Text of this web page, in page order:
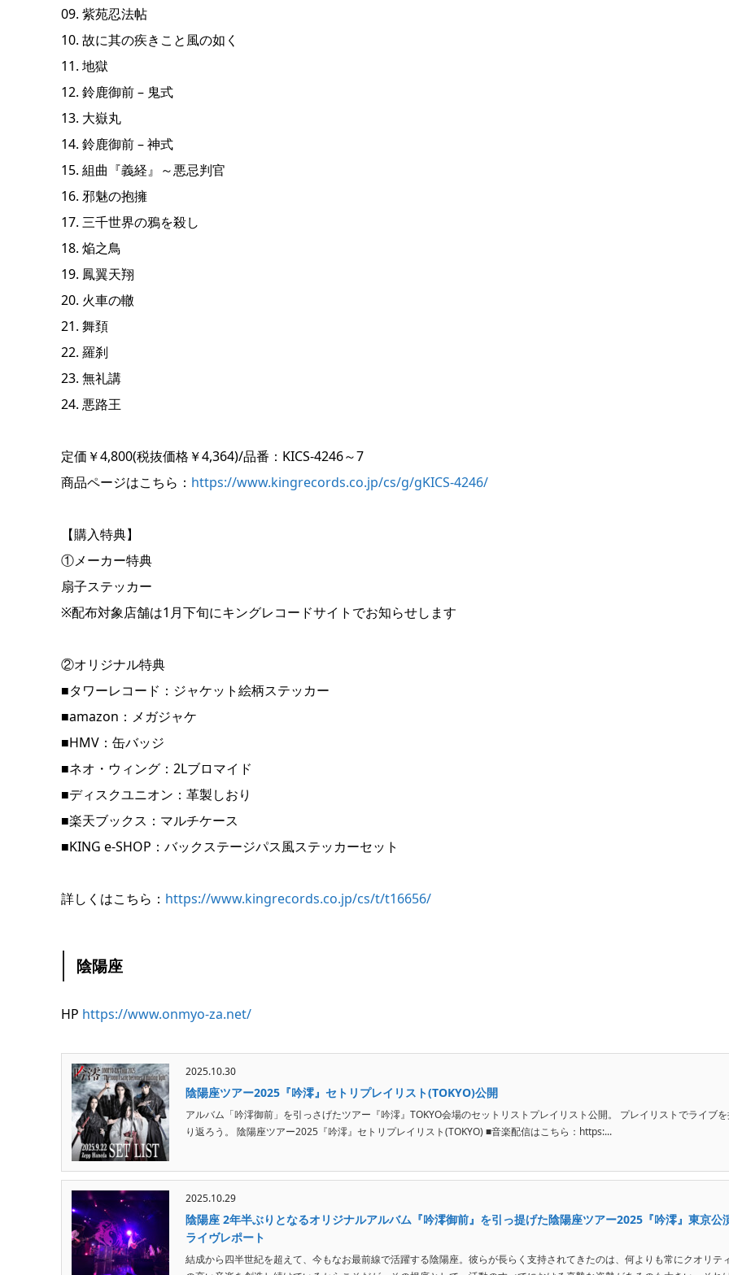
09. 紫苑忍法帖
10. 故に其の疾きこと風の如く
11. 地獄
12. 鈴鹿御前 – 鬼式
13. 大嶽丸
14. 鈴鹿御前 – 神式
15. 組曲『義経』～悪忌判官
16. 邪魅の抱擁
17. 三千世界の鴉を殺し
18. 焔之鳥
19. 鳳翼天翔
20. 火車の轍
21. 舞頚
22. 羅刹
23. 無礼講
24. 悪路王
定価￥4,800(税抜価格￥4,364)/品番：KICS-4246～7
商品ページはこちら： https://www.kingrecords.co.jp/cs/g/gKICS-4246/
【購入特典】
①メーカー特典
扇子ステッカー
※配布対象店舗は1月下旬にキングレコードサイトでお知らせします
②オリジナル特典
■タワーレコード：ジャケット絵柄ステッカー
■amazon：メガジャケ
■HMV：缶バッジ
■ネオ・ウィング：2Lブロマイド
■ディスクユニオン：革製しおり
■楽天ブックス：マルチケース
■KING e-SHOP：バックステージパス風ステッカーセット
詳しくはこちら： https://www.kingrecords.co.jp/cs/t/t16656/
陰陽座
HP https://www.onmyo-za.net/
2025.10.30
陰陽座ツアー2025『吟澪』セトリプレイリスト(TOKYO)公開
アルバム「吟澪御前」を引っさげたツアー『吟澪』TOKYO会場のセットリストプレイリスト公開。 プレイリストでライブ
り返ろう。 陰陽座ツアー2025『吟澪』セトリプレイリスト(TOKYO) ■音楽配信はこちら：https:...
2025.10.29
陰陽座 2年半ぶりとなるオリジナルアルバム『吟澪御前』を引っ提げた陰陽座ツアー2025『吟澪』東京公
ライヴレポート
結成から四半世紀を超えて、今もなお最前線で活躍する陰陽座。彼らが長らく支持されてきたのは、何よりも常にクオリテ